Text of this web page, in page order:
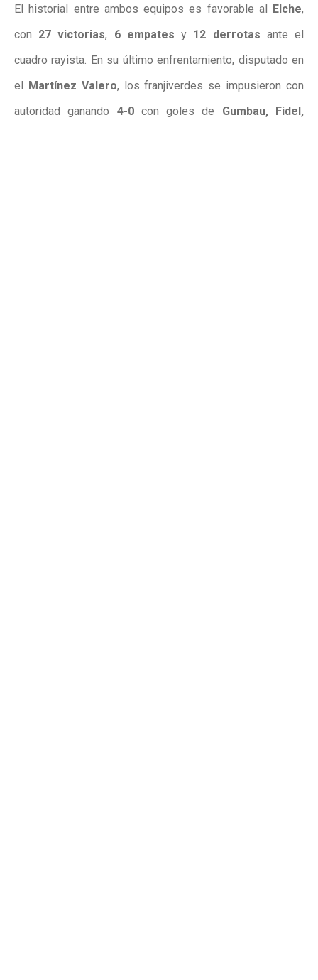
El historial entre ambos equipos es favorable al Elche,
con 27 victorias, 6 empates y 12 derrotas ante el
cuadro rayista. En su último enfrentamiento, disputado en
el Martínez Valero, los franjiverdes se impusieron con
autoridad ganando 4-0con goles de Gumbau, Fidel,